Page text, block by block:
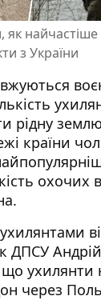
найчастіше
з України
рідну
країни
охочих
ДПСУ
що ухилянти
через